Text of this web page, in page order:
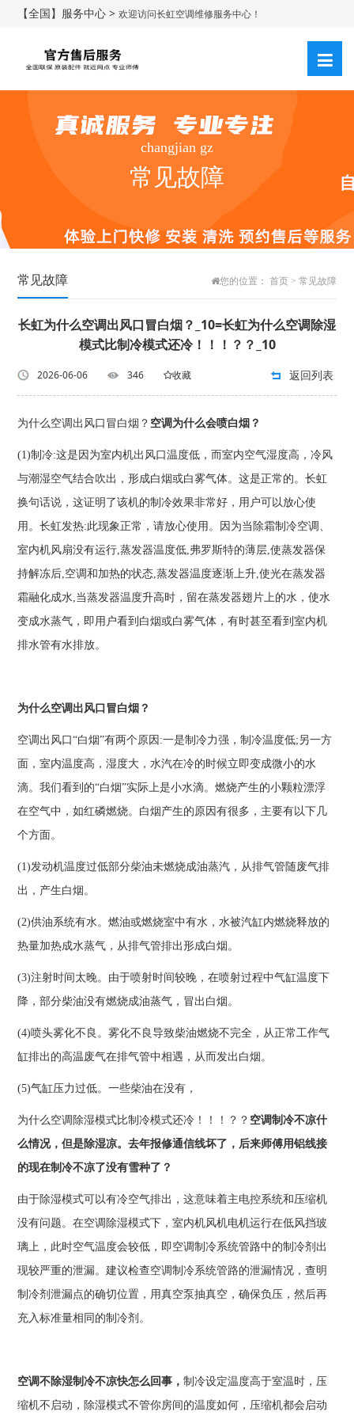
【全国】服务中心 >欢迎访问长虹空调维修服务中心！
changjian gz
常见故障
常见故障 您的位置： 首页> 常见故障
长虹为什么空调出风口冒白烟？_10=长虹为什么空调除湿
模式比制冷模式还冷！！！？？_10
2026-06-06 346 收藏 返回列表
为什么空调出风口冒白烟？ 空调为什么会喷白烟？
(1)制冷:这是因为室内机出风口温度低，而室内空气湿度高，冷风
与潮湿空气结合吹出，形成白烟或白雾气体。这是正常的。长虹
换句话说，这证明了该机的制冷效果非常好，用户可以放心使
用。长虹发热:此现象正常，请放心使用。因为当除霜制冷空调、
室内机风扇没有运行,蒸发器温度低,弗罗斯特的薄层,使蒸发器保
持解冻后,空调和加热的状态,蒸发器温度逐渐上升,使光在蒸发器
霜融化成水,当蒸发器温度升高时，留在蒸发器翅片上的水，使水
变成水蒸气，即用户看到白烟或白雾气体，有时甚至看到室内机
排水管有水排放。
为什么空调出风口冒白烟？
空调出风口“白烟”有两个原因:一是制冷力强，制冷温度低;另一方
面，室内温度高，湿度大，水汽在冷的时候立即变成微小的水
滴。我们看到的“白烟”实际上是小水滴。燃烧产生的小颗粒漂浮
在空气中，如红磷燃烧。白烟产生的原因有很多，主要有以下几
个方面。
(1)发动机温度过低部分柴油未燃烧成油蒸汽，从排气管随废气排
出，产生白烟。
(2)供油系统有水。燃油或燃烧室中有水，水被汽缸内燃烧释放的
热量加热成水蒸气，从排气管排出形成白烟。
(3)注射时间太晚。由于喷射时间较晚，在喷射过程中气缸温度下
降，部分柴油没有燃烧成油蒸气，冒出白烟。
(4)喷头雾化不良。雾化不良导致柴油燃烧不完全，从正常工作气
缸排出的高温废气在排气管中相遇，从而发出白烟。
(5)气缸压力过低。一些柴油在没有，
为什么空调除湿模式比制冷模式还冷！！！？？ 空调制冷不凉什
么情况，但是除湿凉。去年报修通信线坏了，后来师傅用铝线接
的现在制冷不凉了没有雪种了？
由于除湿模式可以有冷空气排出，这意味着主电控系统和压缩机
没有问题。在空调除湿模式下，室内机风机电机运行在低风挡玻
璃上，此时空气温度会较低，即空调制冷系统管路中的制冷剂出
现较严重的泄漏。建议检查空调制冷系统管路的泄漏情况，查明
制冷剂泄漏点的确切位置，用真空泵抽真空，确保负压，然后再
充入标准量相同的制冷剂。
空调不除湿制冷不凉快怎么回事，制冷设定温度高于室温时，压
缩机不启动，除湿模式不管你房间的温度如何，压缩机都会启动